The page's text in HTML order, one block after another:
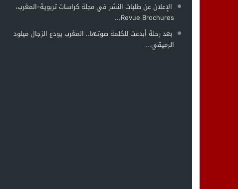
الإعلان عن طلبات النشر في مجلة كراسات تربوية-المغرب،
Revue Brochures...
بعد رحلة أبدعت للكلمة صوتها.. المغرب يودع الزجال ميلود
الرميقي...